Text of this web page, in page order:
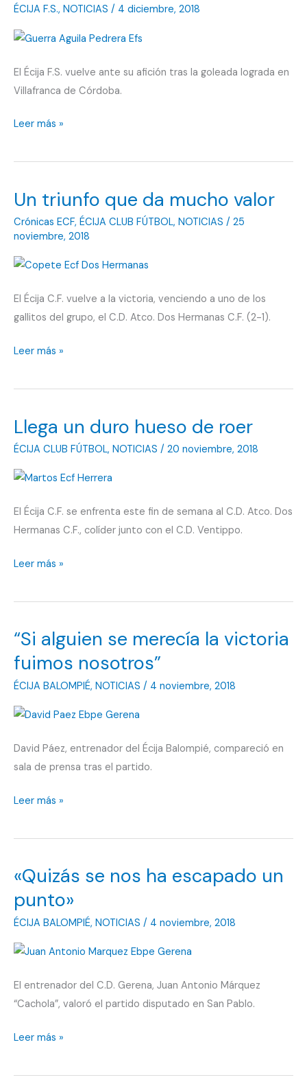
vuelta
ÉCIJA F.S., NOTICIAS / 4 diciembre, 2018
El Écija F.S. vuelve ante su afición tras la goleada lograda en
Villafranca de Córdoba.
Los
quieren
arriba
Leer más »
Un triunfo que da mucho valor
Crónicas ECF, ÉCIJA CLUB FÚTBOL, NOTICIAS / 25
noviembre, 2018
El Écija C.F. vuelve a la victoria, venciendo a uno de los
gallitos del grupo, el C.D. Atco. Dos Hermanas C.F. (2-1).
Un
que
mucho
valor
Leer más »
Llega un duro hueso de roer
ÉCIJA CLUB FÚTBOL, NOTICIAS / 20 noviembre, 2018
El Écija C.F. se enfrenta este fin de semana al C.D. Atco. Dos
Hermanas C.F., colíder junto con el C.D. Ventippo.
Llega
duro
de
roer
Leer más »
“Si alguien se merecía la victoria
fuimos nosotros”
ÉCIJA BALOMPIÉ, NOTICIAS / 4 noviembre, 2018
David Páez, entrenador del Écija Balompié, compareció en
sala de prensa tras el partido.
“Si
se
la
fuimos
nosotros”
Leer más »
«Quizás se nos ha escapado un
punto»
ÉCIJA BALOMPIÉ, NOTICIAS / 4 noviembre, 2018
El entrenador del C.D. Gerena, Juan Antonio Márquez
“Cachola”, valoró el partido disputado en San Pablo.
«Quizás
nos
Leer más »